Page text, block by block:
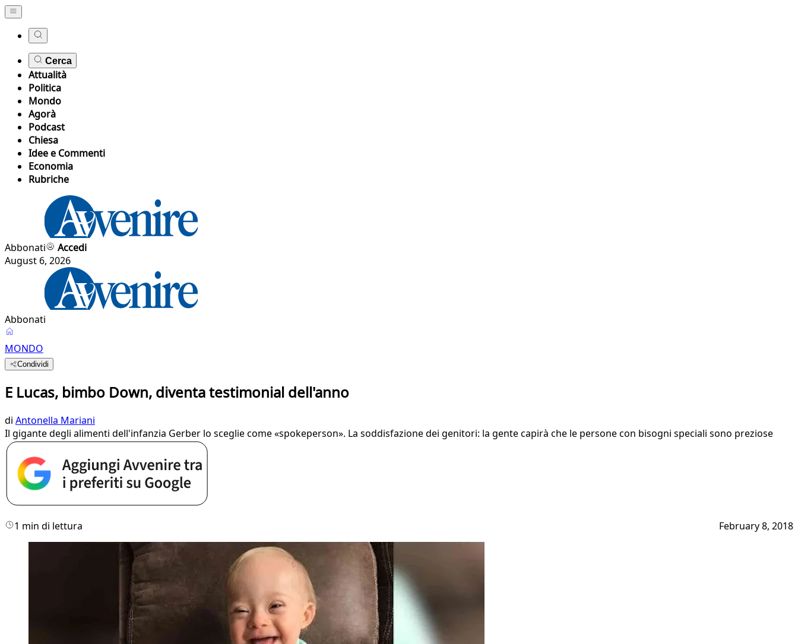
Cerca
Attualità
Politica
Mondo
Agorà
Podcast
Chiesa
Idee e Commenti
Economia
Rubriche
Abbonati
Accedi
August 6, 2026
Abbonati
MONDO
Condividi
E Lucas, bimbo Down, diventa testimonial dell'anno
di Antonella Mariani
Il gigante degli alimenti dell'infanzia Gerber lo sceglie come «spokeperson». La soddisfazione dei genitori: la gente capirà che le persone con bisogni speciali sono preziose
1 min di lettura February 8, 2018